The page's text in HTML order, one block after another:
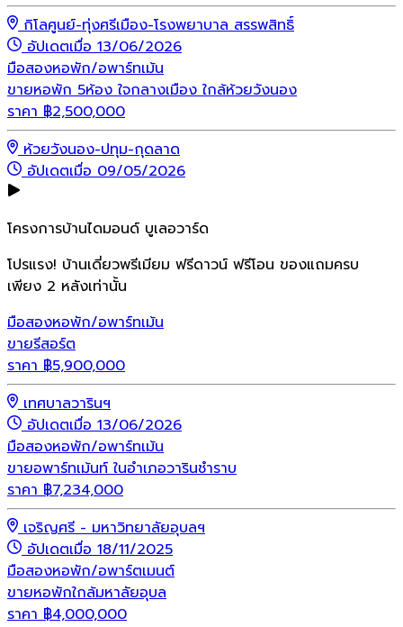
กิโลศูนย์-ทุ่งศรีเมือง-โรงพยาบาล สรรพสิทธิ์
อัปเดตเมื่อ 13/06/2026
มือสองหอพัก/อพาร์ทเม้น
ขายหอพัก 5ห้อง ใจกลางเมือง ใกล้ห้วยวังนอง
ราคา ฿2,500,000
ห้วยวังนอง-ปทุม-กุดลาด
อัปเดตเมื่อ 09/05/2026
โครงการบ้านไดมอนด์ บูเลอวาร์ด
โปรแรง! บ้านเดี่ยวพรีเมียม ฟรีดาวน์ ฟรีโอน ของแถมครบ
เพียง 2 หลังเท่านั้น
มือสองหอพัก/อพาร์ทเม้น
ขายรีสอร์ต
ราคา ฿5,900,000
เทศบาลวารินฯ
อัปเดตเมื่อ 13/06/2026
มือสองหอพัก/อพาร์ทเม้น
ขายอพาร์ทเม้นท์ ในอำเภอวารินชำราบ
ราคา ฿7,234,000
เจริญศรี - มหาวิทยาลัยอุบลฯ
อัปเดตเมื่อ 18/11/2025
มือสองหอพัก/อพาร์ตเมนต์
ขายหอพักใกล้มหาลัยอุบล
ราคา ฿4,000,000